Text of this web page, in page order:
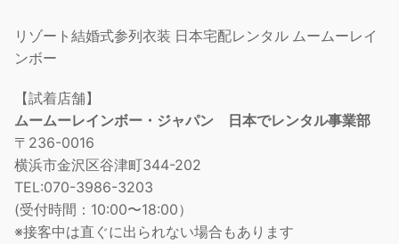
リゾート結婚式参列衣装 日本宅配レンタル ムームーレイ
ンボー
【試着店舗】
ムームーレインボー・ジャパン 日本でレンタル事業部
〒236-0016
横浜市金沢区谷津町344-202
TEL:070-3986-3203
(受付時間：10:00〜18:00）
※接客中は直ぐに出られない場合もあります